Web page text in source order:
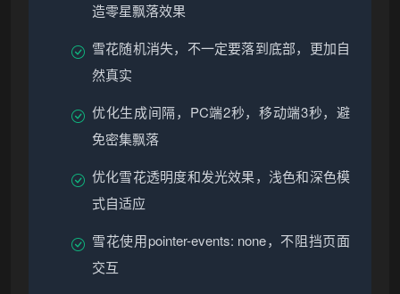
造零星飘落效果
雪花随机消失，不一定要落到底部，更加自
然真实
优化生成间隔，PC端2秒，移动端3秒，避
免密集飘落
优化雪花透明度和发光效果，浅色和深色模
式自适应
雪花使用pointer-events: none，不阻挡页面
交互